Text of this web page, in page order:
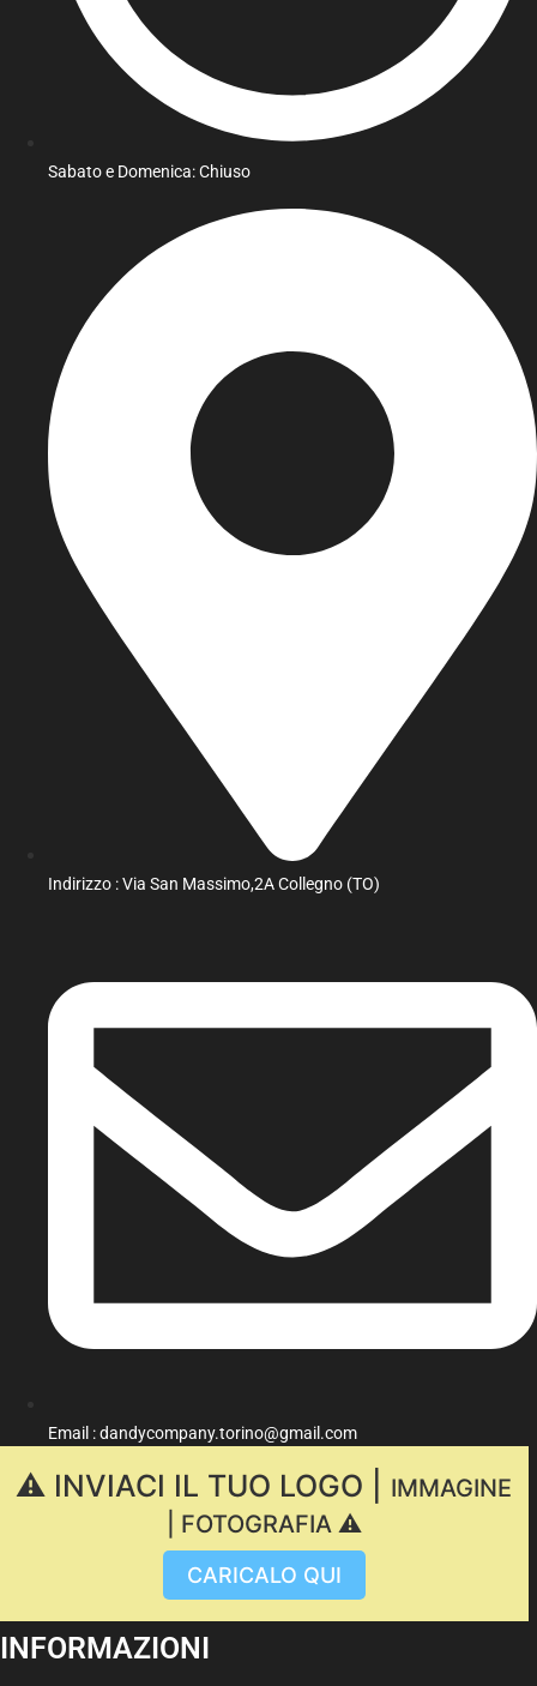
Sabato e Domenica: Chiuso
Indirizzo : Via San Massimo,2A Collegno (TO)
Email : dandycompany.torino@gmail.com
⚠️ INVIACI IL TUO LOGO |
IMMAGINE
| FOTOGRAFIA ⚠️
CARICALO QUI
INFORMAZIONI